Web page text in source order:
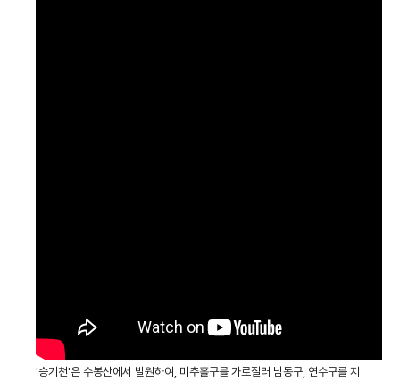
'승기천'은 수봉산에서 발원하여, 미추홀구를 가로질러 남동구, 연수구를 지